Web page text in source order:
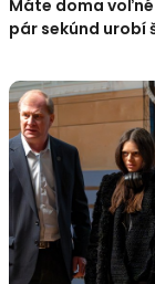
Máte doma
pár sekúnd